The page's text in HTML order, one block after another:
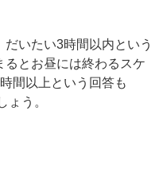
いたい3時間以内という
るとお昼には終わるスケ
間以上という回答も
ょう。